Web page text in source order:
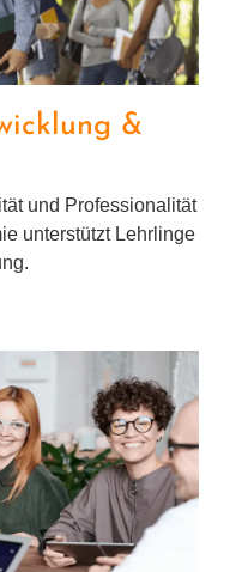
&
und Professionalität
unter­stützt Lehrlinge
nach